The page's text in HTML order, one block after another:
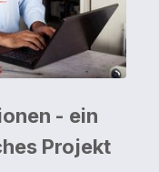
- ein
Projekt